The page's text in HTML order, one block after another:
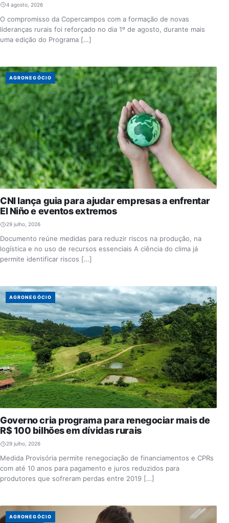
4 agosto, 2026
O compromisso da Copercampos com a formação de novas
lideranças rurais foi reforçado no dia 1º de agosto, durante mais
uma edição do Programa […]
AGRONEGÓCIO
CNI lança guia para ajudar empresas a enfrentar
El Niño e eventos extremos
29 julho, 2026
Documento reúne medidas para reduzir riscos na produção, na
logística e no uso de recursos essenciais A ciência do clima já
permite identificar riscos […]
AGRONEGÓCIO
Governo cria programa para renegociar mais de
R$ 100 bilhões em dívidas rurais
29 julho, 2026
Medida Provisória permite renegociação de financiamentos e CPRs
com até 10 anos para pagamento e juros reduzidos para
produtores que sofreram perdas entre 2019 […]
AGRONEGÓCIO